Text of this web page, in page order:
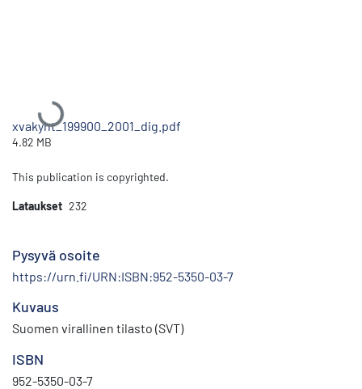
Ladataan...
xvakyht_199900_2001_dig.pdf
4.82 MB
This publication is copyrighted.
Lataukset 232
Pysyvä osoite
https://urn.fi/URN:ISBN:952-5350-03-7
Kuvaus
Suomen virallinen tilasto (SVT)
ISBN
952-5350-03-7